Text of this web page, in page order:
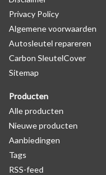
productfoto te kijken of er
Levering
Voor 16:00 besteld =
Verzending naar België: 1/
Specificaties
Merk: SleutelCover
Geschikt voor: Hyundai
Gewicht: 20g
Materiaal: Siliconen
Privacy Policy
Algemene voorwaarden
Autosleutel repareren
Carbon SleutelCover
Sitemap
Producten
Alle producten
Nieuwe producten
Aanbiedingen
Tags
RSS-feed